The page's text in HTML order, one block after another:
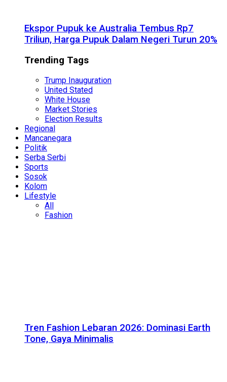
Ekspor Pupuk ke Australia Tembus Rp7
Triliun, Harga Pupuk Dalam Negeri Turun 20%
Trending Tags
Trump Inauguration
United Stated
White House
Market Stories
Election Results
Regional
Mancanegara
Politik
Serba Serbi
Sports
Sosok
Kolom
Lifestyle
All
Fashion
Tren Fashion Lebaran 2026: Dominasi Earth
Tone, Gaya Minimalis